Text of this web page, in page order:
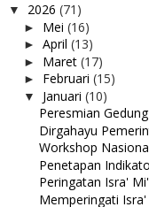
▼ 2026 (71)
► Mei (16)
► April (13)
► Maret (17)
► Februari (15)
▼ Januari (10)
Peresmian
Dirgahayu
Workshop
Penetapan
Peringatan Isra'
Memperingati